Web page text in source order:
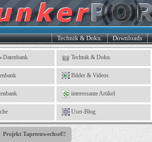
Downloads
Technik & Doku.
Datenbank Technik & Doku.
Bilder & Videos
interessante Artikel
User-Blog
Projekt Tapetenwechsel!!